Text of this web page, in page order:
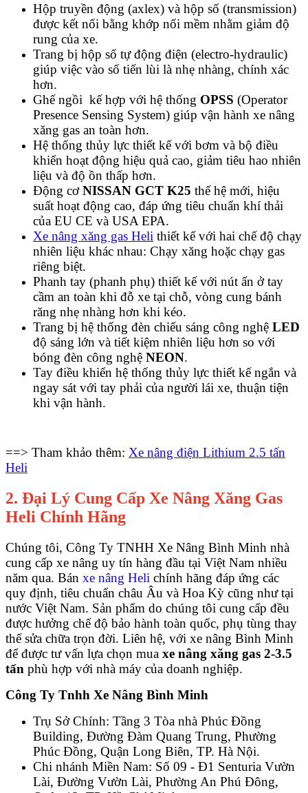
Hộp truyền động (axlex) và hộp số (transmission)
được kết nối bằng khớp nối mềm nhằm giảm độ
rung của xe.
Trang bị hộp số tự động điện (electro-hydraulic)
giúp việc vào số tiến lùi là nhẹ nhàng, chính xác
hơn.
Ghế ngồi kế hợp với hệ thống OPSS (Operator
Presence Sensing System) giúp vận hành xe nâng
xăng gas an toàn hơn.
Hệ thống thủy lực thiết kế với bơm và bộ điều
khiển hoạt động hiệu quả cao, giảm tiêu hao nhiên
liệu và độ ồn thấp hơn.
Động cơNISSAN GCT K25 thế hệ mới, hiệu
suất hoạt động cao, đáp ứng tiêu chuẩn khí thải
của EU CE và USA EPA.
Xe nâng xăng gas Heli thiết kế với hai chế độ chạy
nhiên liệu khác nhau: Chạy xăng hoặc chạy gas
riêng biệt.
Phanh tay (phanh phụ) thiết kế với nút ấn ở tay
cầm an toàn khi đỗ xe tại chỗ, vòng cung bánh
răng nhẹ nhàng hơn khi kéo.
Trang bị hệ thống đèn chiếu sáng công nghệ LED
độ sáng lớn và tiết kiệm nhiên liệu hơn so với
bóng đèn công nghệ NEON.
Tay điều khiển hệ thống thủy lực thiết kế ngắn và
ngay sát với tay phải của người lái xe, thuận tiện
khi vận hành.
==> Tham khảo thêm: Xe nâng điện Lithium 2.5 tấn
Heli
2. Đại Lý Cung Cấp Xe Nâng Xăng Gas
Heli Chính Hãng
Chúng tôi, Công Ty TNHH Xe Nâng Bình Minh nhà
cung cấp xe nâng uy tín hàng đầu tại Việt Nam nhiều
năm qua. Bán xe nâng Heli chính hãng đáp ứng các
quy định, tiêu chuẩn châu Âu và Hoa Kỳ cũng như tại
nước Việt Nam. Sản phẩm do chúng tôi cung cấp đều
được hưởng chế độ bảo hành toàn quốc, phụ tùng thay
thế sửa chữa trọn đời. Liên hệ, với xe nâng Bình Minh
để được tư vấn lựa chọn mua xe nâng xăng gas 2-3.5
tấn phù hợp với nhà máy của doanh nghiệp.
Công Ty Tnhh Xe Nâng Bình Minh
Trụ Sở Chính: Tầng 3 Tòa nhà Phúc Đồng
Building, Đường Đàm Quang Trung, Phường
Phúc Đồng, Quận Long Biên, TP. Hà Nội.
Chi nhánh Miền Nam: Số 09 - Đ1 Senturia Vườn
Lài, Đường Vườn Lài, Phường An Phú Đông,